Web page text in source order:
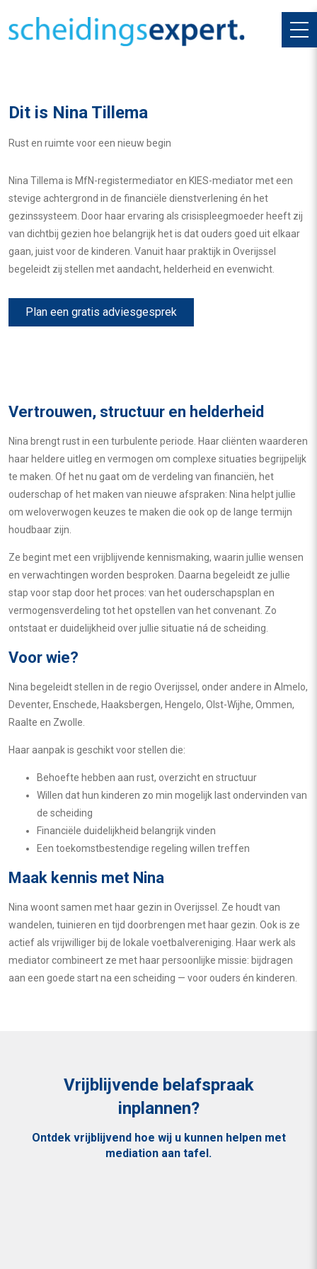
Dit is Nina Tillema
Rust en ruimte voor een nieuw begin
Nina Tillema is MfN-registermediator en KIES-mediator met een
stevige achtergrond in de financiële dienstverlening én het
gezinssysteem. Door haar ervaring als crisispleegmoeder heeft zij
van dichtbij gezien hoe belangrijk het is dat ouders goed uit elkaar
gaan, juist voor de kinderen. Vanuit haar praktijk in Overijssel
begeleidt zij stellen met aandacht, helderheid en evenwicht.
Plan een gratis adviesgesprek
Vertrouwen, structuur en helderheid
Nina brengt rust in een turbulente periode. Haar cliënten waarderen
haar heldere uitleg en vermogen om complexe situaties begrijpelijk
te maken. Of het nu gaat om de verdeling van financiën, het
ouderschap of het maken van nieuwe afspraken: Nina helpt jullie
om weloverwogen keuzes te maken die ook op de lange termijn
houdbaar zijn.
Ze begint met een vrijblijvende kennismaking, waarin jullie wensen
en verwachtingen worden besproken. Daarna begeleidt ze jullie
stap voor stap door het proces: van het ouderschapsplan en
vermogensverdeling tot het opstellen van het convenant. Zo
ontstaat er duidelijkheid over jullie situatie ná de scheiding.
Voor wie?
Nina begeleidt stellen in de regio Overijssel, onder andere in Almelo,
Deventer, Enschede, Haaksbergen, Hengelo, Olst-Wijhe, Ommen,
Raalte en Zwolle.
Haar aanpak is geschikt voor stellen die:
Behoefte hebben aan rust, overzicht en structuur
Willen dat hun kinderen zo min mogelijk last ondervinden van
de scheiding
Financiële duidelijkheid belangrijk vinden
Een toekomstbestendige regeling willen treffen
Maak kennis met Nina
Nina woont samen met haar gezin in Overijssel. Ze houdt van
wandelen, tuinieren en tijd doorbrengen met haar gezin. Ook is ze
actief als vrijwilliger bij de lokale voetbalvereniging. Haar werk als
mediator combineert ze met haar persoonlijke missie: bijdragen
aan een goede start na een scheiding — voor ouders én kinderen.
Vrijblijvende belafspraak
inplannen?
Ontdek vrijblijvend hoe wij u kunnen helpen met
mediation aan tafel.